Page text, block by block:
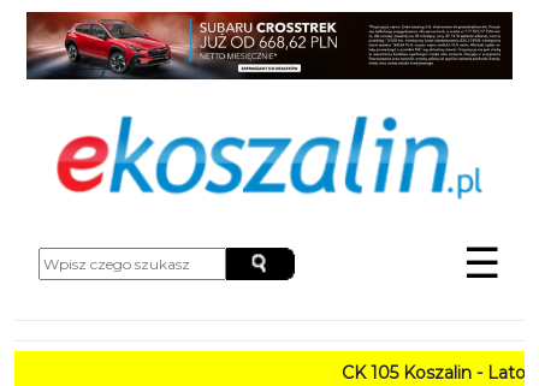
☰
CK 105 Koszalin - Lato w Mieście